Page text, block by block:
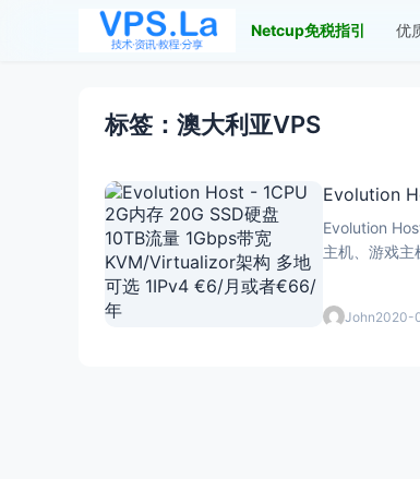
Netcup免税指引 优
标签：澳大利亚VPS
Evolution
Evolution Host
主机、游戏
John2020-